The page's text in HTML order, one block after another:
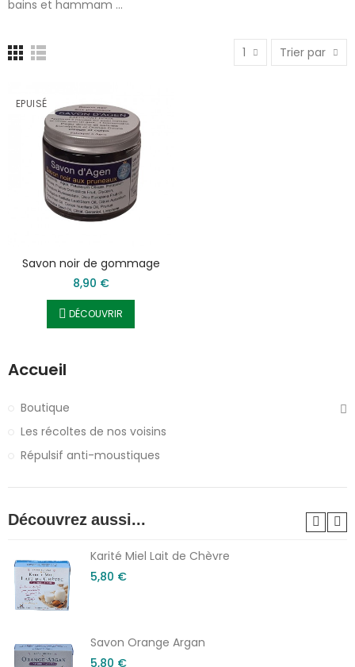
bains et hammam ...
1 Trier par
EPUISÉ
Savon noir de gommage
8,90 €
DÉCOUVRIR
Accueil
Boutique
Les récoltes de nos voisins
Répulsif anti-moustiques
Découvrez aussi...
Karité Miel Lait de Chèvre
5,80 €
Savon Orange Argan
5,80 €